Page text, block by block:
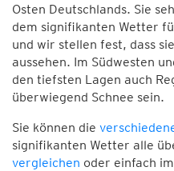
Osten Deutschlands. Sie
dem signifikanten Wetter
und wir stellen fest, dass
aussehen. Im Südwesten
den tiefsten Lagen auch
überwiegend Schnee sein.
Sie können die
signifikanten Wetter alle
vergleichen oder einfach